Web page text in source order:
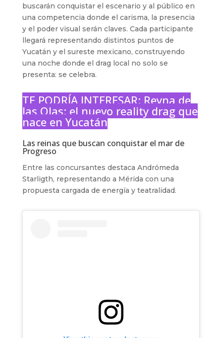
buscarán conquistar el escenario y al público en
una competencia donde el carisma, la presencia
y el poder visual serán claves. Cada participante
llegará representando distintos puntos de
Yucatán y el sureste mexicano, construyendo
una noche donde el drag local no solo se
presenta: se celebra.
TE PODRÍA INTERESAR: Reyna de
las Olas: el nuevo reality drag que
nace en Yucatán
Las reinas que buscan conquistar el mar de
Progreso
Entre las concursantes destaca Andrómeda
Starligth, representando a Mérida con una
propuesta cargada de energía y teatralidad.